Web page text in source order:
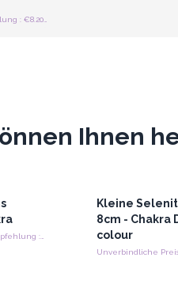
Unverbindliche Preisempfehlung : €8.20/Stück
Ihnen
Kleine
8cm - Chakra
colour